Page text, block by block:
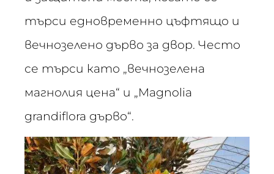
търси едновременно цъфтящо и
вечнозелено дърво за двор. Често
се търси като „вечнозелена
магнолия цена“ и „Magnolia
grandiflora дърво“.